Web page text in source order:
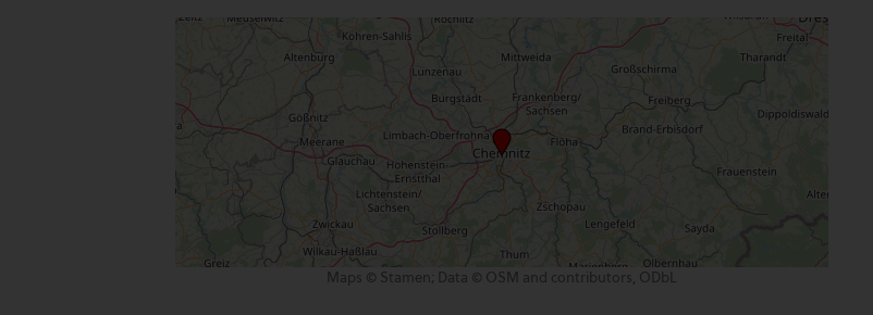
Maps © Stamen; Data © OSM and contributors, ODbL